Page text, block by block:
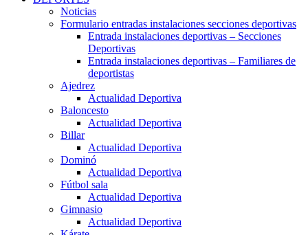
Noticias
Formulario entradas instalaciones secciones deportivas
Entrada instalaciones deportivas – Secciones
Deportivas
Entrada instalaciones deportivas – Familiares de
deportistas
Ajedrez
Actualidad Deportiva
Baloncesto
Actualidad Deportiva
Billar
Actualidad Deportiva
Dominó
Actualidad Deportiva
Fútbol sala
Actualidad Deportiva
Gimnasio
Actualidad Deportiva